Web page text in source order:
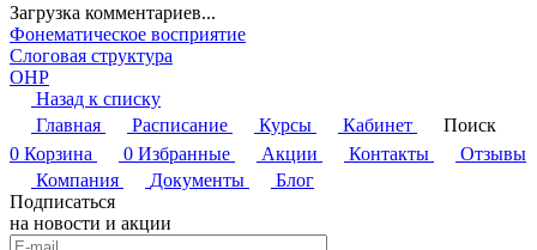
Загрузка комментариев...
Фонематическое восприятие
Слоговая структура
ОНР
Назад к списку
Главная
Расписание Курсы Кабинет
Поиск
0 Корзина 0 Избранные Акции Контакты
Отзывы
Компания
Документы
Блог
Подписаться
на новости и акции